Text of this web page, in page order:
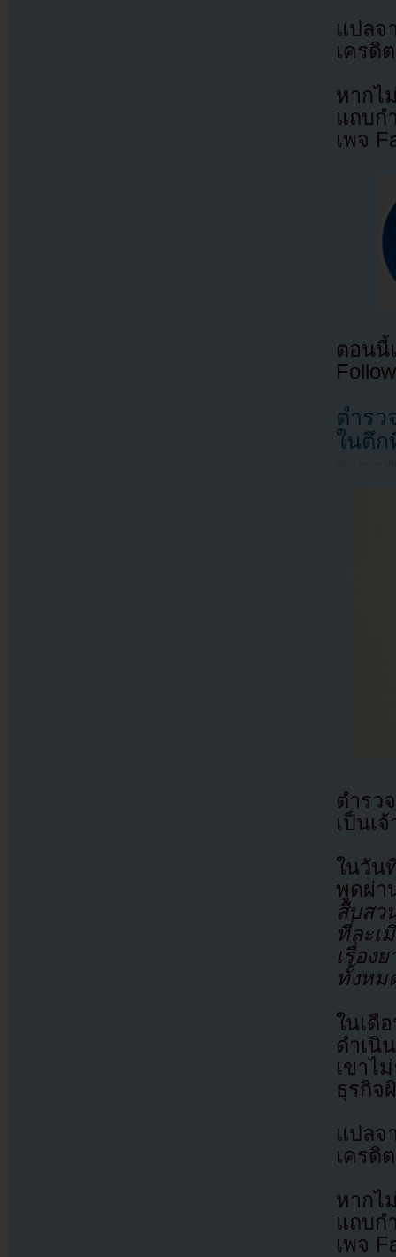
แปล
เครดิ
หากไ
แถบก
เพจ
ตอนนี้
ตำรว
ในตึก
ตำรว
เป็นเ
ในวัน
พูดผ่
สืบสว
ที่ละ
เรื่อง
ทั้งหม
ในเดื
ดำเนิ
เขาไ
ธุรกิจ
แปล
เครดิ
หากไ
แถบก
เพจ